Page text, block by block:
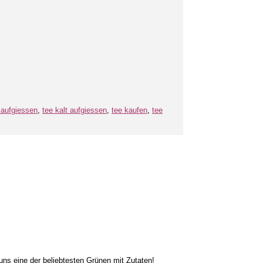
, tee kalt aufgiessen, tee kaufen, tee
eine der beliebtesten Grünen mit Zutaten!